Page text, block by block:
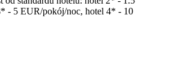
- 5 EUR/pokój/noc, hotel 4* - 10